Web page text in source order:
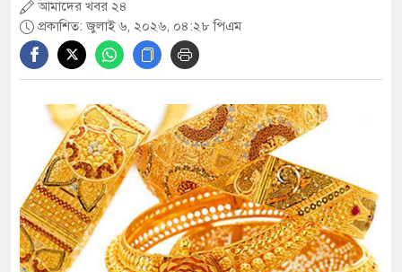
আমাদের খবর ২৪
প্রকাশিত: জুলাই ৬, ২০২৬, ০৪:২৮ পিএম